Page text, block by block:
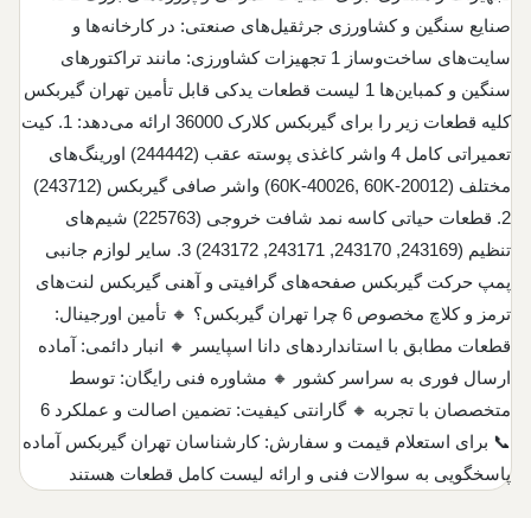
صنایع سنگین و کشاورزی جرثقیل‌های صنعتی: در کارخانه‌ها و
سایت‌های ساخت‌وساز 1 تجهیزات کشاورزی: مانند تراکتورهای
سنگین و کمباین‌ها 1 لیست قطعات یدکی قابل تأمین تهران گیربکس
کلیه قطعات زیر را برای گیربکس کلارک 36000 ارائه می‌دهد: 1. کیت
تعمیراتی کامل 4 واشر کاغذی پوسته عقب (244442) اورینگ‌های
مختلف (60K-40026, 60K-20012) واشر صافی گیربکس (243712)
2. قطعات حیاتی کاسه نمد شافت خروجی (225763) شیم‌های
تنظیم (243169, 243170, 243171, 243172) 3. سایر لوازم جانبی
پمپ حرکت گیربکس صفحه‌های گرافیتی و آهنی گیربکس لنت‌های
ترمز و کلاچ مخصوص 6 چرا تهران گیربکس؟ 🔸 تأمین اورجینال:
قطعات مطابق با استانداردهای دانا اسپایسر 🔸 انبار دائمی: آماده
ارسال فوری به سراسر کشور 🔸 مشاوره فنی رایگان: توسط
متخصصان با تجربه 🔸 گارانتی کیفیت: تضمین اصالت و عملکرد 6
📞 برای استعلام قیمت و سفارش: کارشناسان تهران گیربکس آماده
پاسخگویی به سوالات فنی و ارائه لیست کامل قطعات هستند